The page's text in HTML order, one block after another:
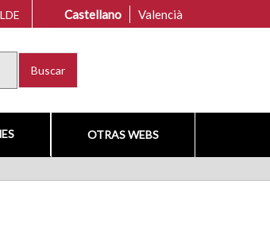
Castellano Valencià
OTRAS WEBS